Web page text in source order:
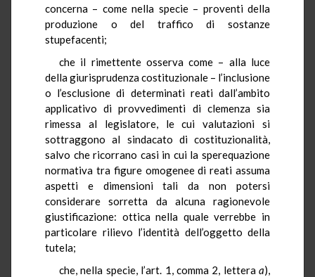
concerna – come nella specie – proventi della
produzione o del traffico di sostanze
stupefacenti;
che il rimettente osserva come – alla luce
della giurisprudenza costituzionale – l’inclusione
o l’esclusione di determinati reati dall’ambito
applicativo di provvedimenti di clemenza sia
rimessa al legislatore, le cui valutazioni si
sottraggono al sindacato di costituzionalità,
salvo che ricorrano casi in cui la sperequazione
normativa tra figure omogenee di reati assuma
aspetti e dimensioni tali da non potersi
considerare sorretta da alcuna ragionevole
giustificazione: ottica nella quale verrebbe in
particolare rilievo l’identità dell’oggetto della
tutela;
che, nella specie, l’art. 1, comma 2, lettera a),